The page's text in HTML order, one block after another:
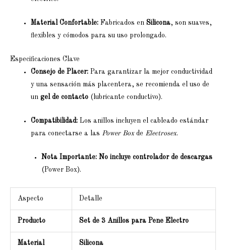
Material Confortable: Fabricados enSilicona, son suaves,
flexibles y cómodos para su uso prolongado.
Especificaciones Clave
Consejo de Placer: Para garantizar la mejor conductividad
y una sensación más placentera, se recomienda el uso de
ungel de contacto (lubricante conductivo).
Compatibilidad: Los anillos incluyen el cableado estándar
para conectarse a las Power Boxde Electrosex.
Nota Importante: No incluye controlador de descargas
(Power Box).
Aspecto Detalle
Producto Set de 3 Anillos para Pene Electro
Material Silicona